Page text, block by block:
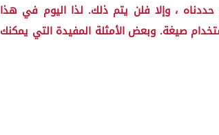
التنسيق الذي حددناه ، وإلا فلن يتم ذلك. لذا اليوم في هذا
صيغة. وبعض الأمثلة المفيدة التي يمكنك